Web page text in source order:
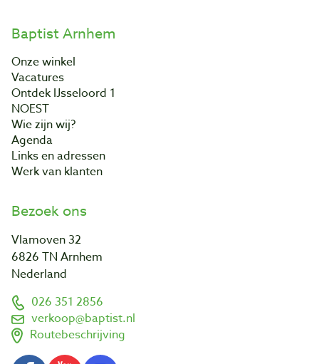
Baptist Arnhem
Onze winkel
Vacatures
Ontdek IJsseloord 1
NOEST
Wie zijn wij?
Agenda
Links en adressen
Werk van klanten
Bezoek ons
Vlamoven 32
6826 TN Arnhem
Nederland
026 351 2856
verkoop@baptist.nl
Routebeschrijving